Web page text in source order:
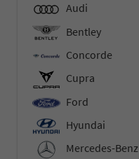
Audi
Bentley
Concorde
Cupra
Ford
Hyundai
Mercedes-Benz